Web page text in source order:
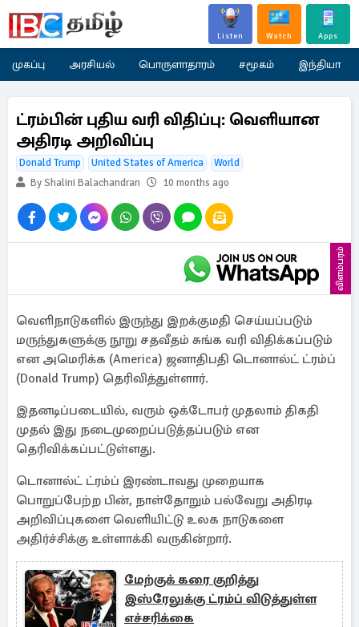
Listen Watch Apps
முகப்பு அரசியல் பொருளாதாரம் சமூகம் இந்தியா
ட்ரம்பின் புதிய வரி விதிப்பு: வெளியான
அதிரடி அறிவிப்பு
Donald Trump United States of America
World
By Shalini Balachandran
10 months ago
விளம்பரம்
வெளிநாடுகளில் இருந்து இறக்குமதி செய்யப்படும்
மருந்துகளுக்கு நூறு சதவீதம் சுங்க வரி விதிக்கப்படும்
என அமெரிக்க (America) ஜனாதிபதி டொனால்ட் ட்ரம்ப்
(Donald Trump) தெரிவித்துள்ளார்.
இதனடிப்படையில், வரும் ஒக்டோபர் முதலாம் திகதி
முதல் இது நடைமுறைப்படுத்தப்படும் என
தெரிவிக்கப்பட்டுள்ளது.
டொனால்ட் ட்ரம்ப் இரண்டாவது முறையாக
பொறுப்பேற்ற பின், நாள்தோறும் பல்வேறு அதிரடி
அறிவிப்புகளை வெளியிட்டு உலக நாடுகளை
அதிர்ச்சிக்கு உள்ளாக்கி வருகின்றார்.
மேற்குக் கரை குறித்து
இஸ்ரேலுக்கு ட்ரம்ப் விடுத்துள்ள
எச்சரிக்கை